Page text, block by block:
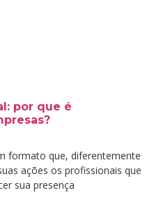
por que é
formato que, diferentemente
ações os profissionais que
sua presença